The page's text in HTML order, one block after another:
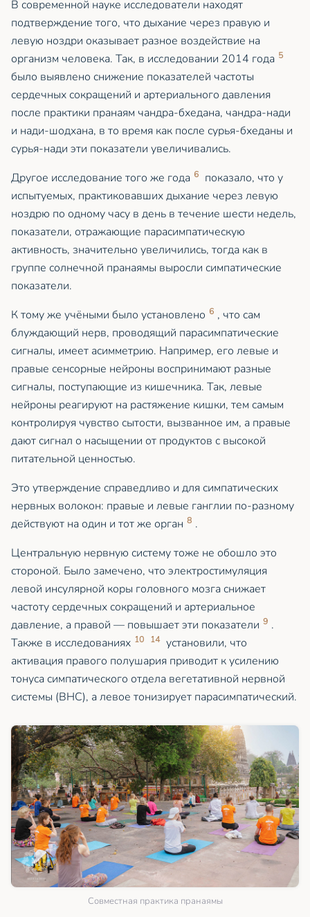
В современной науке исследователи находят
подтверждение того, что дыхание через правую и
левую ноздри оказывает разное воздействие на
организм человека. Так, в исследовании 2014 года 5
было выявлено снижение показателей частоты
сердечных сокращений и артериального давления
после практики пранаям чандра-бхедана, чандра-нади
и нади-шодхана, в то время как после сурья-бхеданы и
сурья-нади эти показатели увеличивались.
Другое исследование того же года 6
показало, что у
испытуемых, практиковавших дыхание через левую
ноздрю по одному часу в день в течение шести недель,
показатели, отражающие парасимпатическую
активность, значительно увеличились, тогда как в
группе солнечной пранаямы выросли симпатические
показатели.
К тому же учёными было установлено 6 , что сам
блуждающий нерв, проводящий парасимпатические
сигналы, имеет асимметрию. Например, его левые и
правые сенсорные нейроны воспринимают разные
сигналы, поступающие из кишечника. Так, левые
нейроны реагируют на растяжение кишки, тем самым
контролируя чувство сытости, вызванное им, а правые
дают сигнал о насыщении от продуктов с высокой
питательной ценностью.
Это утверждение справедливо и для симпатических
нервных волокон: правые и левые ганглии по-разному
действуют на один и тот же орган 8 .
Центральную нервную систему тоже не обошло это
стороной. Было замечено, что электростимуляция
левой инсулярной коры головного мозга снижает
частоту сердечных сокращений и артериальное
давление, а правой — повышает эти показатели 9 .
Также в исследованиях 10 14 установили, что
активация правого полушария приводит к усилению
тонуса симпатического отдела вегетативной нервной
системы (ВНС), а левое тонизирует парасимпатический.
Совместная практика пранаямы